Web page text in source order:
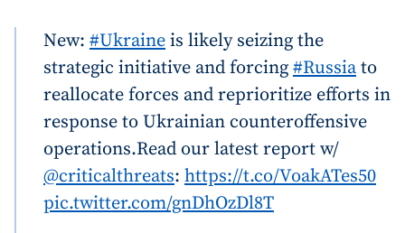
New: #Ukraineis likely seizing the
strategic initiative and forcing#Russiato
reallocate forces and reprioritize efforts in
response to Ukrainian counteroffensive
operations.Read our latest report w/
@criticalthreats: https://t.co/VoakATes50
pic.twitter.com/gnDhOzDl8T